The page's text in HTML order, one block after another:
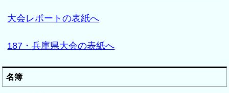
大会レポートの表紙へ
187・兵庫県大会の表紙へ
名簿